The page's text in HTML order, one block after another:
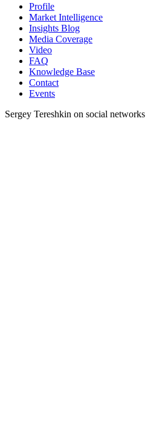
Profile
Market Intelligence
Insights Blog
Media Coverage
Video
FAQ
Knowledge Base
Contact
Events
Sergey Tereshkin on social networks